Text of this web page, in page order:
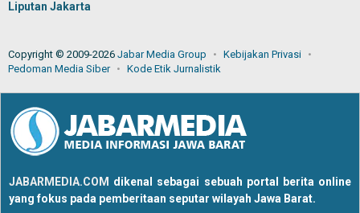
Liputan Jakarta
Copyright © 2009-2026 Jabar Media Group
Kebijakan Privasi
Pedoman Media Siber
Kode Etik Jurnalistik
JABARMEDIA.COM dikenal sebagai sebuah portal berita online
yang fokus pada pemberitaan seputar wilayah Jawa Barat.